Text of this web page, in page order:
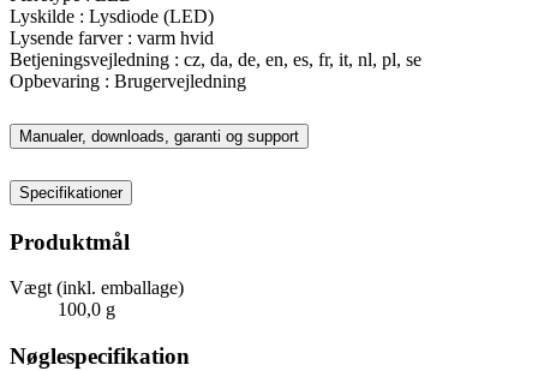
Lyskilde : Lysdiode (LED)
Lysende farver : varm hvid
Betjeningsvejledning : cz, da, de, en, es, fr, it, nl, pl, se
Opbevaring : Brugervejledning
Manualer, downloads, garanti og support
Specifikationer
Produktmål
Vægt (inkl. emballage)
100,0 g
Nøglespecifikation